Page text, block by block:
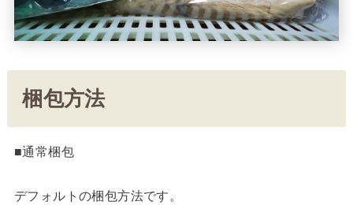
梱包方法
■通常梱包
デフォルトの梱包方法です。